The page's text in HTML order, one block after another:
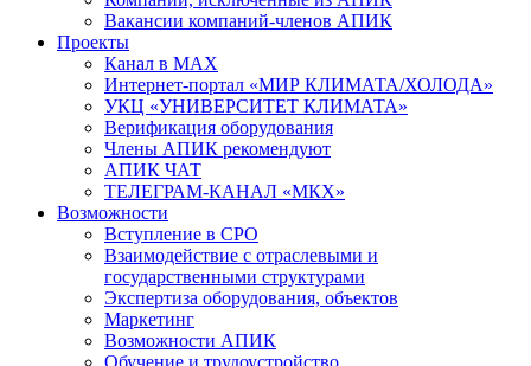
Вакансии компаний-членов АПИК
Проекты
Канал в MAX
Интернет-портал «МИР КЛИМАТА/ХОЛОДА»
УКЦ «УНИВЕРСИТЕТ КЛИМАТА»
Верификация оборудования
Члены АПИК рекомендуют
АПИК ЧАТ
ТЕЛЕГРАМ-КАНАЛ «МКХ»
Возможности
Вступление в СРО
Взаимодействие с отраслевыми и
государственными структурами
Экспертиза оборудования, объектов
Маркетинг
Возможности АПИК
Обучение и трудоустройство